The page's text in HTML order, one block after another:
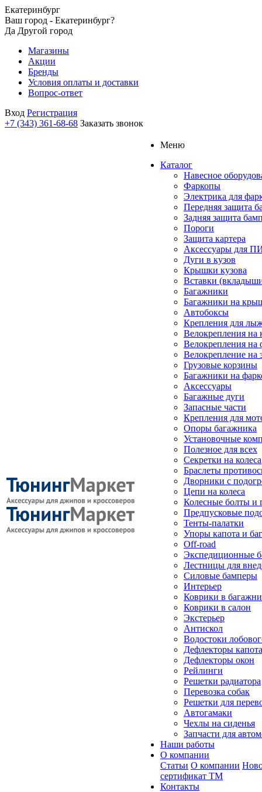
Екатеринбург
Ваш город - Екатеринбург?
Да Другой город
Магазины
Акции
Бренды
Условия оплаты и доставки
Вопрос-ответ
Вход Регистрация
+7 (343) 361-68-68 Заказать звонок
Меню
Каталог
Навесное
Фаркопы
Электрика для
Передняя защита
Задняя защита
Пороги
Защита картера
Аксессуары для
Дуги в кузов
Крышки кузова
Вставки
Багажники
Багажники на
Автобоксы
Крепления для
Велокрепления
Велокрепления на
Велокрепление на
Грузовые корзины
Багажники на
Аксессуары
Багажные дуги
Запасные части
Крепления для
Опоры багажника
Установочные
Полезное для всех
Секретки на колеса
Браслеты
Дворники с
Цепи на колеса
Колесные болты и
Предпусковые
Тенты-палатки
Упоры капота и
Off-road
Экспедиционные
Лестницы для
Силовые бамперы
Интерьер
Коврики в
Коврики в салон
Экстерьер
Антискол
Водостоки
Дефлекторы капота
Дефлекторы окон
Рейлинги
Решетки радиатора
Перевозка собак
Решетки для
Автогамаки
Чехлы на сиденья
Запчасти для
Наши работы
О компании
Статьи О компании
сертификат ТМ
Контакты